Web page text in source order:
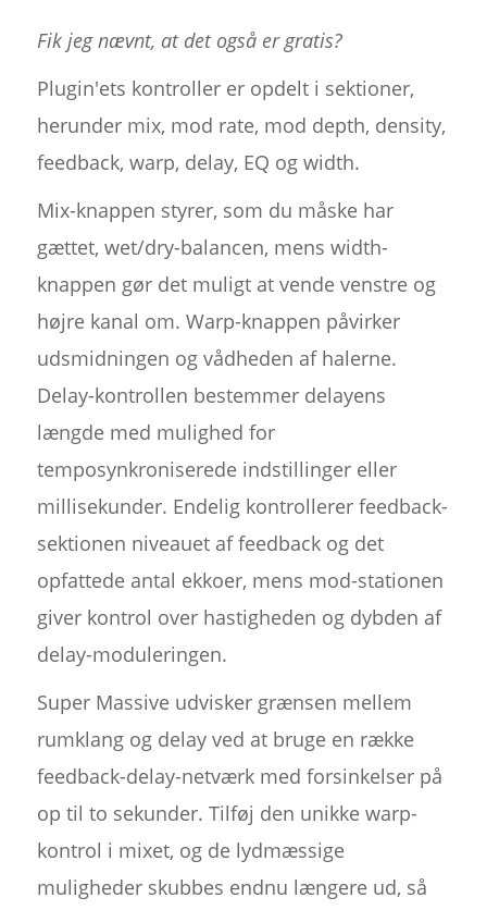
Fik jeg nævnt, at det også er gratis?
Plugin'ets kontroller er opdelt i sektioner,
herunder mix, mod rate, mod depth, density,
feedback, warp, delay, EQ og width.
Mix-knappen styrer, som du måske har
gættet, wet/dry-balancen, mens width-
knappen gør det muligt at vende venstre og
højre kanal om. Warp-knappen påvirker
udsmidningen og vådheden af halerne.
Delay-kontrollen bestemmer delayens
længde med mulighed for
temposynkroniserede indstillinger eller
millisekunder. Endelig kontrollerer feedback-
sektionen niveauet af feedback og det
opfattede antal ekkoer, mens mod-stationen
giver kontrol over hastigheden og dybden af
delay-moduleringen.
Super Massive udvisker grænsen mellem
rumklang og delay ved at bruge en række
feedback-delay-netværk med forsinkelser på
op til to sekunder. Tilføj den unikke warp-
kontrol i mixet, og de lydmæssige
muligheder skubbes endnu længere ud, så